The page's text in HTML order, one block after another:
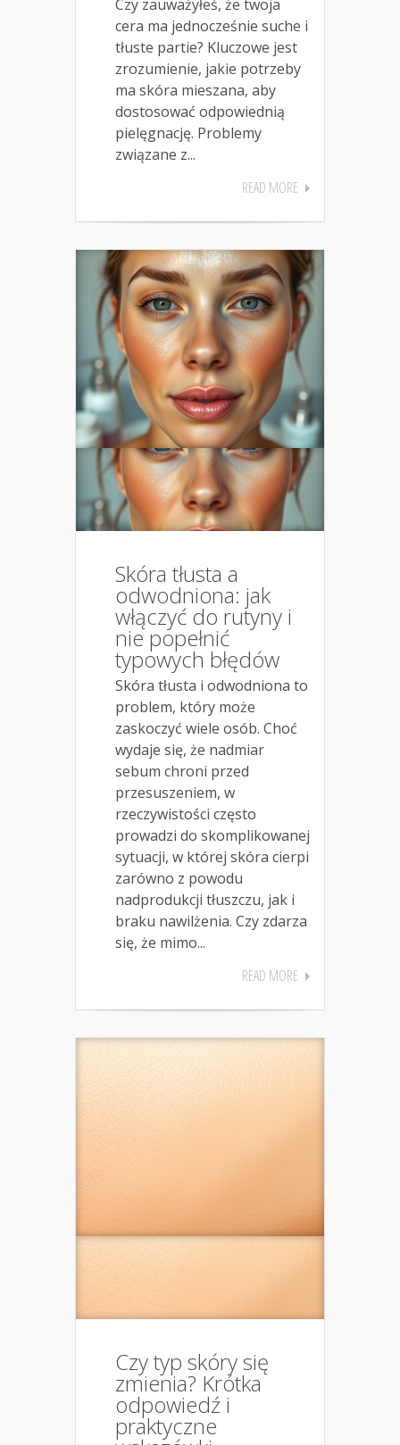
Czy zauważyłeś, że twoja
cera ma jednocześnie suche i
tłuste partie? Kluczowe jest
zrozumienie, jakie potrzeby
ma skóra mieszana, aby
dostosować odpowiednią
pielęgnację. Problemy
związane z...
READ MORE
Skóra tłusta a
odwodniona: jak
włączyć do rutyny i
nie popełnić
typowych błędów
Skóra tłusta i odwodniona to
problem, który może
zaskoczyć wiele osób. Choć
wydaje się, że nadmiar
sebum chroni przed
przesuszeniem, w
rzeczywistości często
prowadzi do skomplikowanej
sytuacji, w której skóra cierpi
zarówno z powodu
nadprodukcji tłuszczu, jak i
braku nawilżenia. Czy zdarza
się, że mimo...
READ MORE
Czy typ skóry się
zmienia? Krótka
odpowiedź i
praktyczne